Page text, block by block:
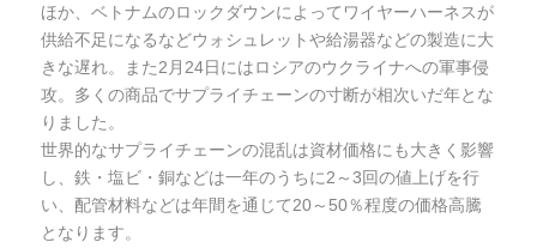
ほか、ベトナムのロックダウンによってワイヤーハーネスが
供給不足になるなどウォシュレットや給湯器などの製造に大
きな遅れ。また2月24日にはロシアのウクライナへの軍事侵
攻。多くの商品でサプライチェーンの寸断が相次いだ年とな
りました。
世界的なサプライチェーンの混乱は資材価格にも大きく影響
し、鉄・塩ビ・銅などは一年のうちに2～3回の値上げを行
い、配管材料などは年間を通じて20～50％程度の価格高騰
となります。